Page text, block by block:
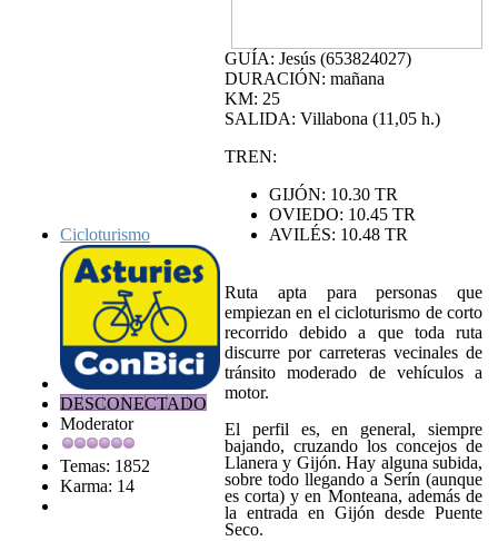
Cicloturismo
DESCONECTADO
Moderator
Temas: 1852
Karma: 14
GUÍA: Jesús (653824027)
DURACIÓN: mañana
KM: 25
SALIDA: Villabona (11,05 h.)
TREN:
GIJÓN: 10.30 TR
OVIEDO: 10.45 TR
AVILÉS: 10.48 TR
Ruta apta para personas que
empiezan en el cicloturismo de corto
recorrido debido a que toda ruta
discurre por carreteras vecinales de
tránsito moderado de vehículos a
motor.
El perfil es, en general, siempre
bajando, cruzando los concejos de
Llanera y Gijón. Hay alguna subida,
sobre todo llegando a Serín (aunque
es corta) y en Monteana, además de
la entrada en Gijón desde Puente
Seco.